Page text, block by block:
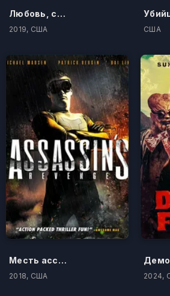
Любовь, смерть и роботы
2019, США США
Месть ассасина
2018, США 2024,